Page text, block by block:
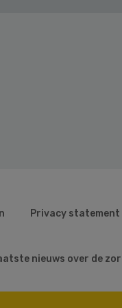
Privacy statement
nieuws over de